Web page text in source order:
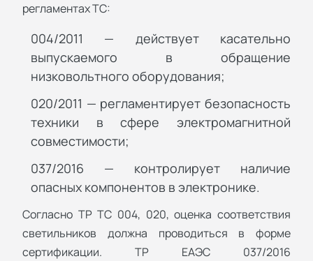
регламентах ТС:
004/2011 — действует касательно
выпускаемого в обращение
низковольтного оборудования;
020/2011 — регламентирует безопасность
техники в сфере электромагнитной
совместимости;
037/2016 — контролирует наличие
опасных компонентов в электронике.
Согласно ТР ТС 004, 020, оценка соответствия
светильников должна проводиться в форме
сертификации. ТР ЕАЭС 037/2016